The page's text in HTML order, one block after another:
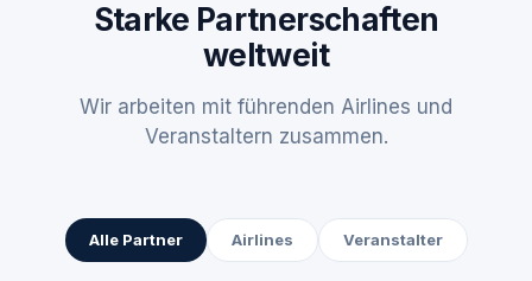
Starke Partnerschaften
weltweit
Wir arbeiten mit führenden Airlines und
Veranstaltern zusammen.
Alle Partner Airlines Veranstalter